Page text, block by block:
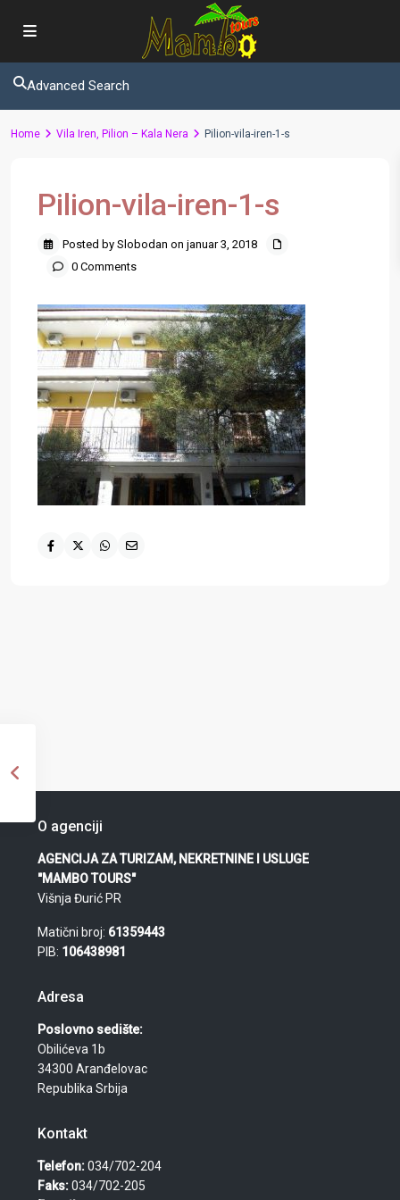
Advanced Search
Home Vila Iren, Pilion – Kala Nera Pilion-vila-iren-1-s
Pilion-vila-iren-1-s
Posted by Slobodan on januar 3, 2018
0 Comments
O agenciji
AGENCIJA ZA TURIZAM, NEKRETNINE I USLUGE
"MAMBO TOURS"
Višnja Đurić PR
Matični broj: 61359443
PIB: 106438981
Adresa
Poslovno sedište:
Obilićeva 1b
34300 Aranđelovac
Republika Srbija
Kontakt
Telefon:034/702-204
Faks:034/702-205